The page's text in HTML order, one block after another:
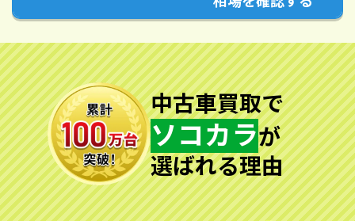
中古車買取で
ソコカラが
選ばれる理由